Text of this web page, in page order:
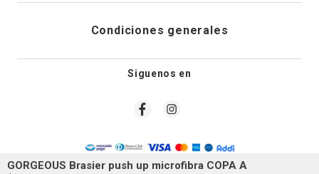
GORGEOUS Brasier push up microfibra COPA A
Cambios, devoluciones y desistimiento
Cuidado de prendas
Tiendas
Newsletter
Condiciones generales
Aviso legal
Condiciones generales de compra
Política de privacidad
Siguenos en